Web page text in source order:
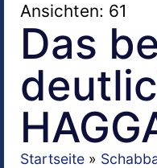
Ansichten: 61
Das
Startseite »